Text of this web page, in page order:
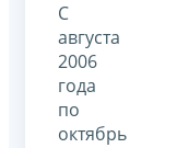
С
августа
2006
года
по
октябрь